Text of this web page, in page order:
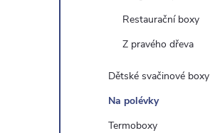
Restaurační boxy
Z pravého dřeva
Dětské svačinové boxy
Na polévky
Termoboxy